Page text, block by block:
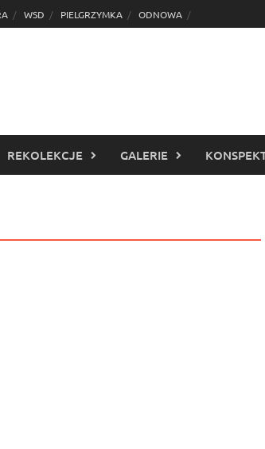
WSD PIELGRZYMKA ODNOWA
REKOLEKCJE GALERIE